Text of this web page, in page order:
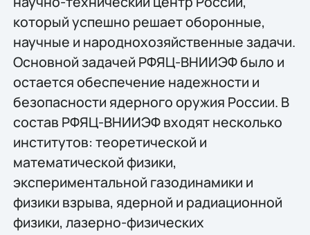
который успешно решает оборонные,
научные и народнохозяйственные задачи.
Основной задачей РФЯЦ-ВНИИЭФ было и
остается обеспечение надежности и
безопасности ядерного оружия России. В
состав РФЯЦ-ВНИИЭФ входят несколько
институтов: теоретической и
математической физики,
экспериментальной газодинамики и
физики взрыва, ядерной и радиационной
физики, лазерно-физических